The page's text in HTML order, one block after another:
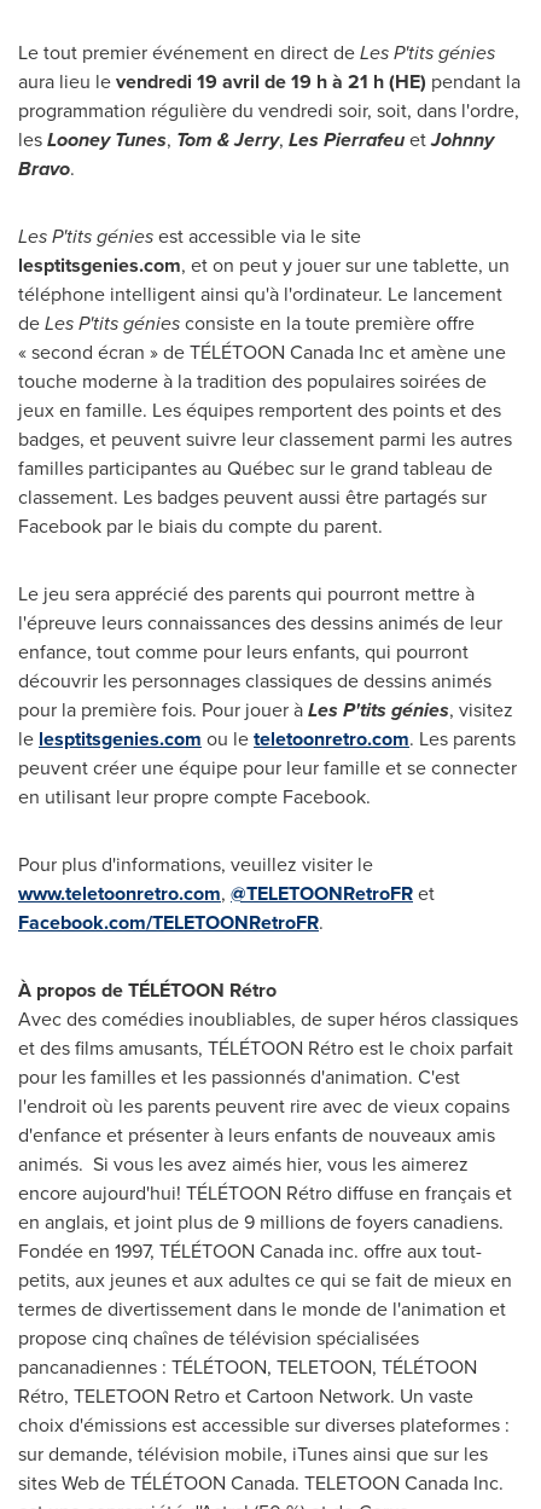
Le tout premier événement en direct deLes P'tits génies
aura lieu levendredi 19 avril de 19 h à 21 h (HE) pendant la
programmation régulière du vendredi soir, soit, dans l'ordre,
lesLooney Tunes, Tom & Jerry, Les PierrafeuetJohnny
Bravo.
Les P'tits géniesest accessible via le site
lesptitsgenies.com, et on peut y jouer sur une tablette, un
téléphone intelligent ainsi qu'à l'ordinateur. Le lancement
deLes P'tits géniesconsiste en la toute première offre
« second écran » de TÉLÉTOON Canada Inc et amène une
touche moderne à la tradition des populaires soirées de
jeux en famille. Les équipes remportent des points et des
badges, et peuvent suivre leur classement parmi les autres
familles participantes au Québec sur le grand tableau de
classement. Les badges peuvent aussi être partagés sur
Facebook par le biais du compte du parent.
Le jeu sera apprécié des parents qui pourront mettre à
l'épreuve leurs connaissances des dessins animés de leur
enfance, tout comme pour leurs enfants, qui pourront
découvrir les personnages classiques de dessins animés
pour la première fois. Pour jouer àLes P'tits génies, visitez
le lesptitsgenies.com ou leteletoonretro.com. Les parents
peuvent créer une équipe pour leur famille et se connecter
en utilisant leur propre compte Facebook.
Pour plus d'informations, veuillez visiter le
www.teletoonretro.com, @TELETOONRetroFRet
Facebook.com/TELETOONRetroFR.
À propos de TÉLÉTOON Rétro
Avec des comédies inoubliables, de super héros classiques
et des films amusants, TÉLÉTOON Rétro est le choix parfait
pour les familles et les passionnés d'animation. C'est
l'endroit où les parents peuvent rire avec de vieux copains
d'enfance et présenter à leurs enfants de nouveaux amis
animés. Si vous les avez aimés hier, vous les aimerez
encore aujourd'hui! TÉLÉTOON Rétro diffuse en français et
en anglais, et joint plus de 9 millions de foyers canadiens.
Fondée en 1997, TÉLÉTOON Canada inc. offre aux tout-
petits, aux jeunes et aux adultes ce qui se fait de mieux en
termes de divertissement dans le monde de l'animation et
propose cinq chaînes de télévision spécialisées
pancanadiennes : TÉLÉTOON, TELETOON, TÉLÉTOON
Rétro, TELETOON Retro et Cartoon Network. Un vaste
choix d'émissions est accessible sur diverses plateformes :
sur demande, télévision mobile, iTunes ainsi que sur les
sites Web de TÉLÉTOON Canada. TELETOON Canada Inc.